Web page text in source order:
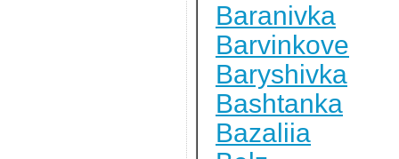
Baranivka
Barvinkove
Baryshivka
Bashtanka
Bazaliia